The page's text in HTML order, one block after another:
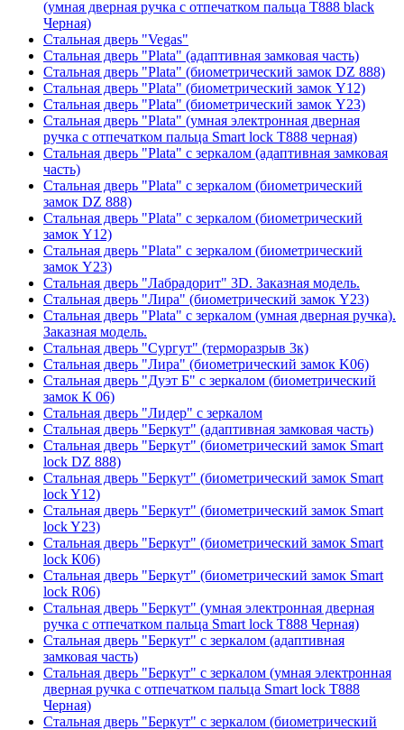
(умная дверная ручка с отпечатком пальца T888 black
Черная)
Стальная дверь "Vegas"
Стальная дверь "Plata" (адаптивная замковая часть)
Стальная дверь "Plata" (биометрический замок DZ 888)
Стальная дверь "Plata" (биометрический замок Y12)
Стальная дверь "Plata" (биометрический замок Y23)
Стальная дверь "Plata" (умная электронная дверная
ручка с отпечатком пальца Smart lock T888 черная)
Стальная дверь "Plata" с зеркалом (адаптивная замковая
часть)
Стальная дверь "Plata" с зеркалом (биометрический
замок DZ 888)
Стальная дверь "Plata" с зеркалом (биометрический
замок Y12)
Стальная дверь "Plata" с зеркалом (биометрический
замок Y23)
Стальная дверь "Лабрадорит" 3D. Заказная модель.
Стальная дверь "Лира" (биометрический замок Y23)
Стальная дверь "Plata" с зеркалом (умная дверная ручка).
Заказная модель.
Стальная дверь "Сургут" (терморазрыв 3к)
Стальная дверь "Лира" (биометрический замок K06)
Стальная дверь "Дуэт Б" с зеркалом (биометрический
замок К 06)
Стальная дверь "Лидер" с зеркалом
Стальная дверь "Беркут" (адаптивная замковая часть)
Стальная дверь "Беркут" (биометрический замок Smart
lock DZ 888)
Стальная дверь "Беркут" (биометрический замок Smart
lock Y12)
Стальная дверь "Беркут" (биометрический замок Smart
lock Y23)
Стальная дверь "Беркут" (биометрический замок Smart
lock К06)
Стальная дверь "Беркут" (биометрический замок Smart
lock R06)
Стальная дверь "Беркут" (умная электронная дверная
ручка с отпечатком пальца Smart lock T888 Черная)
Стальная дверь "Беркут" с зеркалом (адаптивная
замковая часть)
Стальная дверь "Беркут" с зеркалом (умная электронная
дверная ручка с отпечатком пальца Smart lock T888
Черная)
Стальная дверь "Беркут" с зеркалом (биометрический